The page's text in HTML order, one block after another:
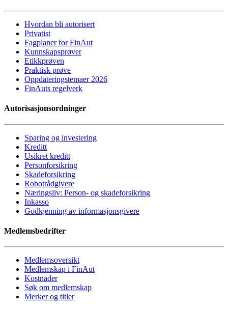
Hvordan bli autorisert
Privatist
Fagplaner for FinAut
Kunnskapsprøver
Etikkprøven
Praktisk prøve
Oppdateringstemaer 2026
FinAuts regelverk
Autorisasjonsordninger
Sparing og investering
Kreditt
Usikret kreditt
Personforsikring
Skadeforsikring
Robotrådgivere
Næringsliv: Person- og skadeforsikring
Inkasso
Godkjenning av informasjonsgivere
Medlemsbedrifter
Medlemsoversikt
Medlemskap i FinAut
Kostnader
Søk om medlemskap
Merker og titler